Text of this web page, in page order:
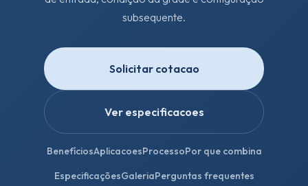
subsequente.
Solicitar cotacao
Ver especificacoes
BenefíciosAplicacoesProcessoPor que combina
EspecificaçõesGaleriaPerguntas frequentes